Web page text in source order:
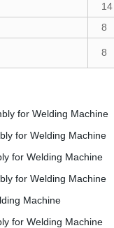
14
8
8